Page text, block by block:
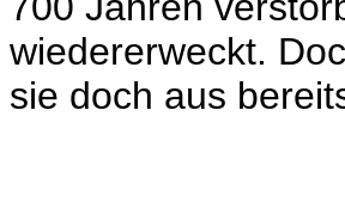
wiedererweckt.
sie doch aus